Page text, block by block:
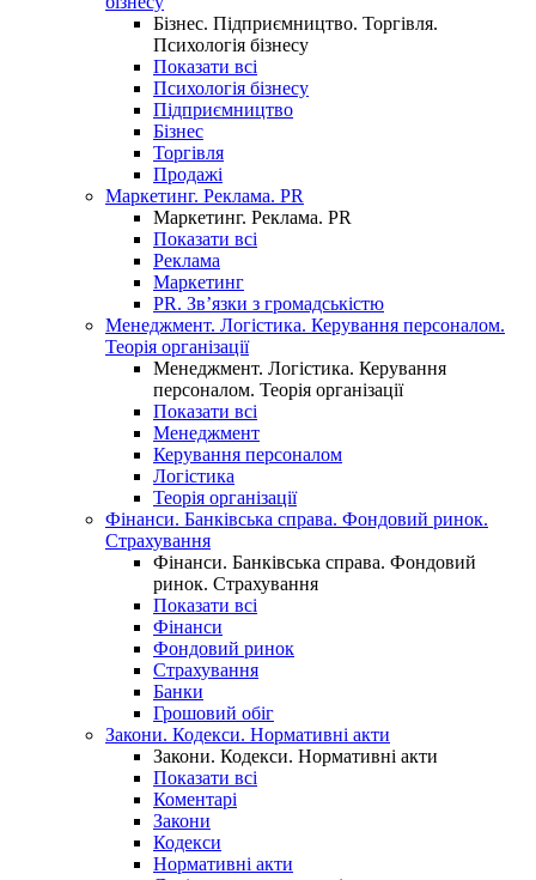
Бізнес. Підприємництво. Торгівля.
Психологія бізнесу
Показати всі
Психологія бізнесу
Підприємництво
Бізнес
Торгівля
Продажі
Маркетинг. Реклама. PR
Маркетинг. Реклама. PR
Показати всі
Реклама
Маркетинг
PR. Зв’язки з громадськістю
Менеджмент. Логістика. Керування персоналом.
Теорія організації
Менеджмент. Логістика. Керування
персоналом. Теорія організації
Показати всі
Менеджмент
Керування персоналом
Логістика
Теорія організації
Фінанси. Банківська справа. Фондовий ринок.
Страхування
Фінанси. Банківська справа. Фондовий
ринок. Страхування
Показати всі
Фінанси
Фондовий ринок
Страхування
Банки
Грошовий обіг
Закони. Кодекси. Нормативні акти
Закони. Кодекси. Нормативні акти
Показати всі
Коментарі
Закони
Кодекси
Нормативні акти